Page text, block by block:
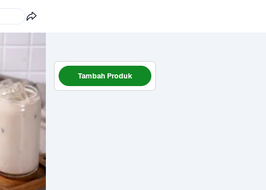
Tambah Produk